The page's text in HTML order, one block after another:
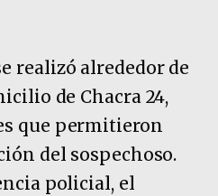
realizó alrededor de
de Chacra 24,
que permitieron
del sospechoso.
policial, el